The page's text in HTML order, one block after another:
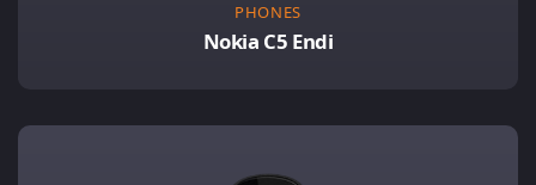
PHONES
Nokia C5 Endi